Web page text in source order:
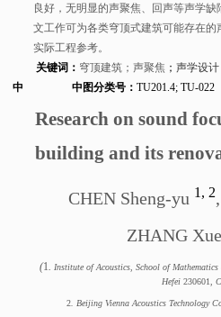
良好，无明显的声聚焦、回声等声学
文工作可为各类穹顶式建筑可能存在
实际工程参考。
关键词： 穹顶建筑；声聚焦； 声学设计
中
中图分类号： TU201.4; TU-022
Research on sound
building and its
CHEN Sheng-yu 1, 2
ZHANG
(1. Institute of Acoustics, School of
Hefei 230601 ,
2 . Beijing Vienna Acoustics Technology